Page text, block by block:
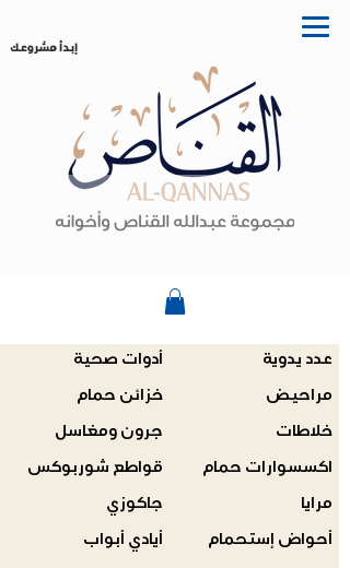
إبدأ مشروعك
أدوات صحية
خزائن حمام
جرون ومغاسل
قواطع شوربوكس
جاكوزي
أيادي أبواب
عدد يدوية
مراحيض
خلاطات
اكسسوارات حمام
مرايا
أحواض إستحمام